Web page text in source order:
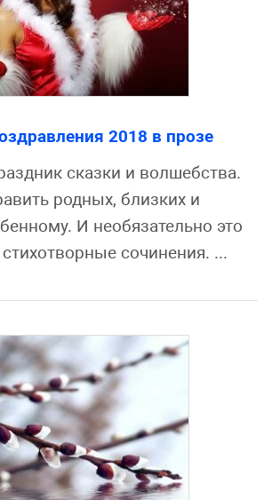
2018 в прозе
сказки и волшебства.
родных, близких и
И необязательно это
сочинения. ...